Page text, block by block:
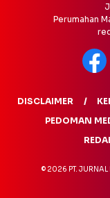
Perumahan
DISCLAIMER
PEDOMAN
© 2026 PT. JURNAL